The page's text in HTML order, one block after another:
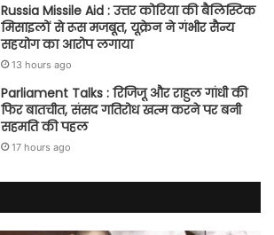
Russia Missile Aid : उत्तर कोरिया की बैलिस्टिक
मिसाइलों से रूस मजबूत, यूक्रेन ने गंभीर सैन्य
सहयोग का आरोप लगाया
13 hours ago
Parliament Talks : रिजिजू और राहुल गांधी की
फिर बातचीत, संसद गतिरोध खत्म करने पर बनी
सहमति की पहल
17 hours ago